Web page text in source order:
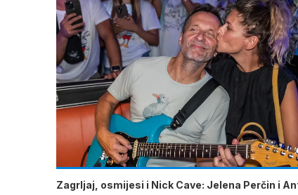
Zagrljaj, osmijesi i Nick Cave: Jelena Perčin i